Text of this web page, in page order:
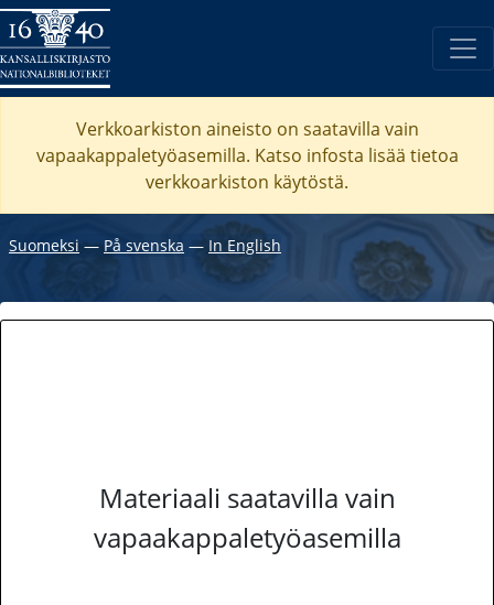
Verkkoarkiston aineisto on saatavilla vain
vapaakappaletyöasemilla. Katso infosta lisää tietoa
verkkoarkiston käytöstä.
Suomeksi ― På svenska ― In English
Materiaali saatavilla vain
vapaakappaletyöasemilla